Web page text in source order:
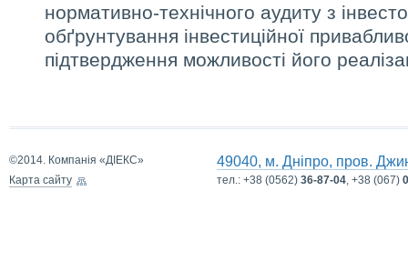
нормативно-технічного аудиту з
обґрунтування інвестиційної
підтвердження можливості його
©2014. Компанія «ДІЕКС»
Карта сайту
49040, м. Дніпро, пров.
тел.: +38 (0562) 36-87-04, +38 (067)